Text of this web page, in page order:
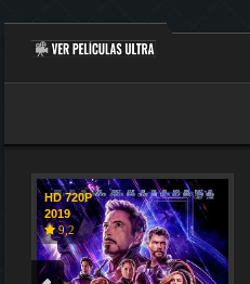
HD 720P
2019
9,2